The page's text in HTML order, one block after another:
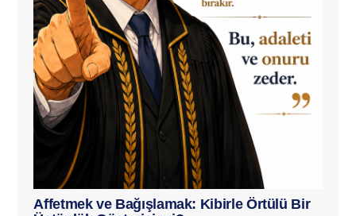
Affetmek ve Bağışlamak: Kibirle Örtülü Bir